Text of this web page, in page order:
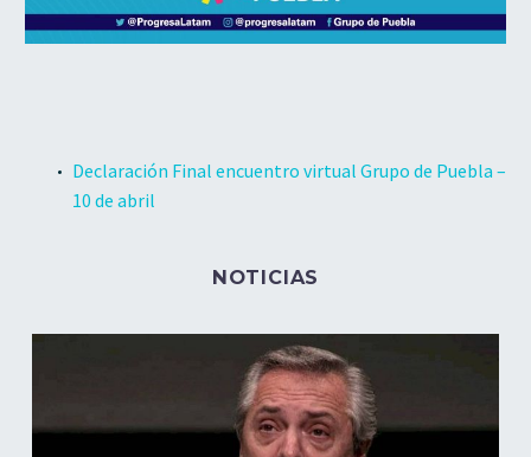
Declaración Final encuentro virtual Grupo de Puebla –
10 de abril
NOTICIAS